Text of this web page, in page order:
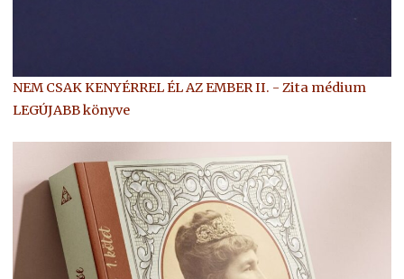
NEM CSAK KENYÉRREL ÉL AZ EMBER II. - Zita médium
LEGÚJABB könyve